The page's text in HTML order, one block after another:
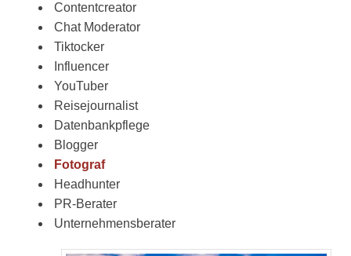
Contentcreator
Chat Moderator
Tiktocker
Influencer
YouTuber
Reisejournalist
Datenbankpflege
Blogger
Fotograf
Headhunter
PR-Berater
Unternehmensberater